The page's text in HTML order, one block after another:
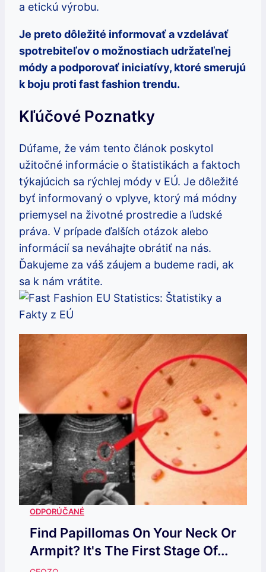
a etickú výrobu.
Je preto dôležité informovať a vzdelávať
spotrebiteľov o možnostiach udržateľnej
módy a podporovať iniciatívy, ktoré smerujú
k boju proti fast fashion trendu.
Kľúčové Poznatky
Dúfame, že vám tento článok poskytol
užitočné informácie o štatistikách a faktoch
týkajúcich sa rýchlej módy v EÚ. Je dôležité
byť informovaný o vplyve, ktorý má módny
priemysel na životné prostredie a ľudské
práva. V prípade ďalších otázok alebo
informácií sa neváhajte obrátiť na nás.
Ďakujeme za váš záujem a budeme radi, ak
sa k nám vrátite.
Find Papillomas On Your Neck Or
Armpit? It's The First Stage Of...